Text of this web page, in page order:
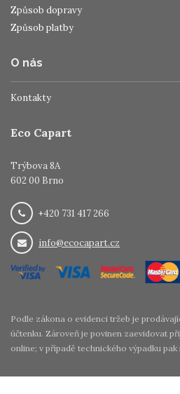
Způsob dopravy
Způsob platby
O nás
Kontakty
Eco Capart
Trýbova 8A
602 00 Brno
+420 731 417 266
info@ecocapart.cz
Podle zákona o evidenci tržeb je
účtenku. Zároveň je povinen zaevidovat
online; v případě technického výpadku